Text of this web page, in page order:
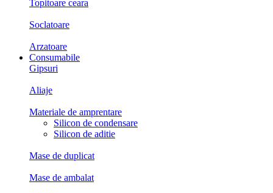
Topitoare ceara
Soclatoare
Arzatoare
Consumabile
Gipsuri
Aliaje
Materiale de amprentare
Silicon de condensare
Silicon de aditie
Mase de duplicat
Mase de ambalat